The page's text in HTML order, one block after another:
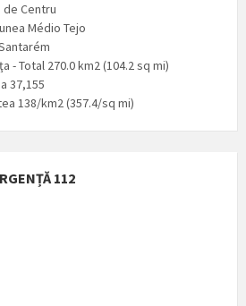
de Centru
Médio Tejo
- Total 270.0 km2 (104.2 sq mi)
37,155
138/km2 (357.4/sq mi)
112